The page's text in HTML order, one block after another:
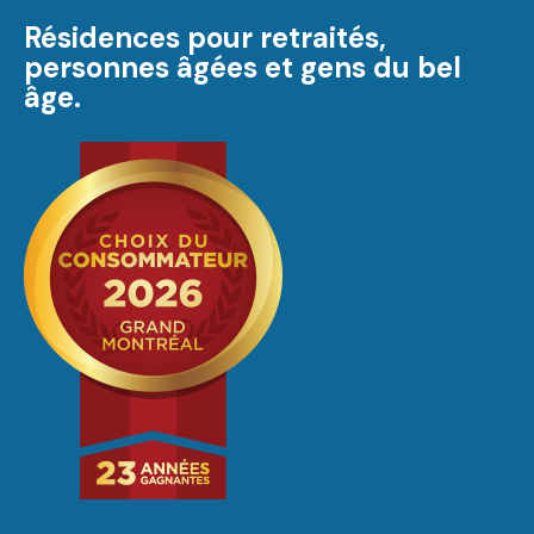
Résidences pour retraités,
personnes âgées et gens du bel
âge.